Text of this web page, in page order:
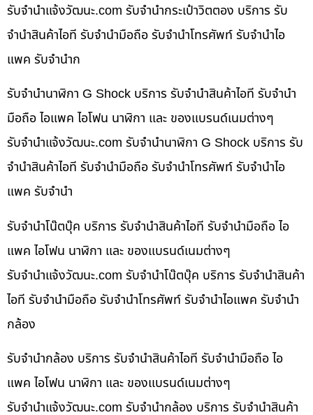
รับจํานําแจ้งวัฒนะ.com รับจำนำกระเป๋าวิตตอง บริการ รับ
จำนำสินค้าไอที รับจำนำมือถือ รับจำนำโทรศัพท์ รับจำนำไอ
แพค รับจำนำก
รับจำนำนาฬิกา G Shock บริการ รับจำนำสินค้าไอที รับจำนำ
มือถือ ไอแพค ไอโฟน นาฬิกา และ ของแบรนด์เนมต่างๆ
รับจํานําแจ้งวัฒนะ.com รับจำนำนาฬิกา G Shock บริการ รับ
จำนำสินค้าไอที รับจำนำมือถือ รับจำนำโทรศัพท์ รับจำนำไอ
แพค รับจำนำ
รับจำนำโน๊ตบุ๊ค บริการ รับจำนำสินค้าไอที รับจำนำมือถือ ไอ
แพค ไอโฟน นาฬิกา และ ของแบรนด์เนมต่างๆ
รับจํานําแจ้งวัฒนะ.com รับจำนำโน๊ตบุ๊ค บริการ รับจำนำสินค้า
ไอที รับจำนำมือถือ รับจำนำโทรศัพท์ รับจำนำไอแพค รับจำนำ
กล้อง
รับจำนำกล้อง บริการ รับจำนำสินค้าไอที รับจำนำมือถือ ไอ
แพค ไอโฟน นาฬิกา และ ของแบรนด์เนมต่างๆ
รับจํานําแจ้งวัฒนะ.com รับจำนำกล้อง บริการ รับจำนำสินค้า